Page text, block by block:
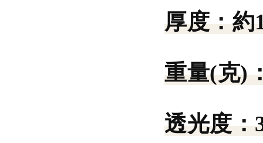
厚度： 約
重量(克)
透光度：